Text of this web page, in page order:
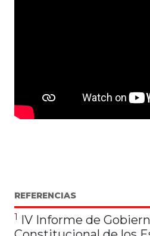
REFERENCIAS
1 IV Informe de